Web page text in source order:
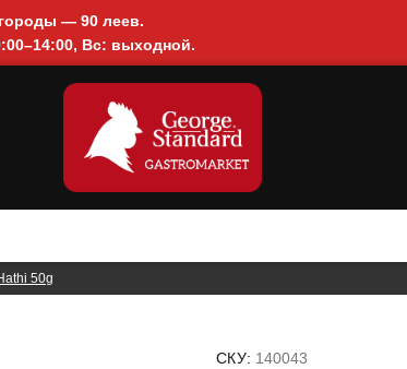
— 90 леев.
Вс: выходной.
50g
СКУ: 140043